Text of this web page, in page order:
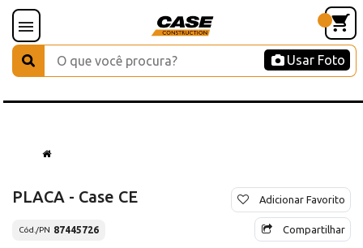
Usar Foto
PLACA - Case CE
Cód./PN 87445726
Adicionar Favorito
Compartilhar